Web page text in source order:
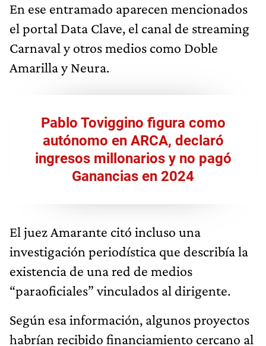
En ese entramado aparecen mencionados
el portal Data Clave, el canal de streaming
Carnaval y otros medios como Doble
Amarilla y Neura.
Pablo Toviggino figura como
autónomo en ARCA, declaró
ingresos millonarios y no pagó
Ganancias en 2024
El juez Amarante citó incluso una
investigación periodística que describía la
existencia de una red de medios
“paraoficiales” vinculados al dirigente.
Según esa información, algunos proyectos
habrían recibido financiamiento cercano al